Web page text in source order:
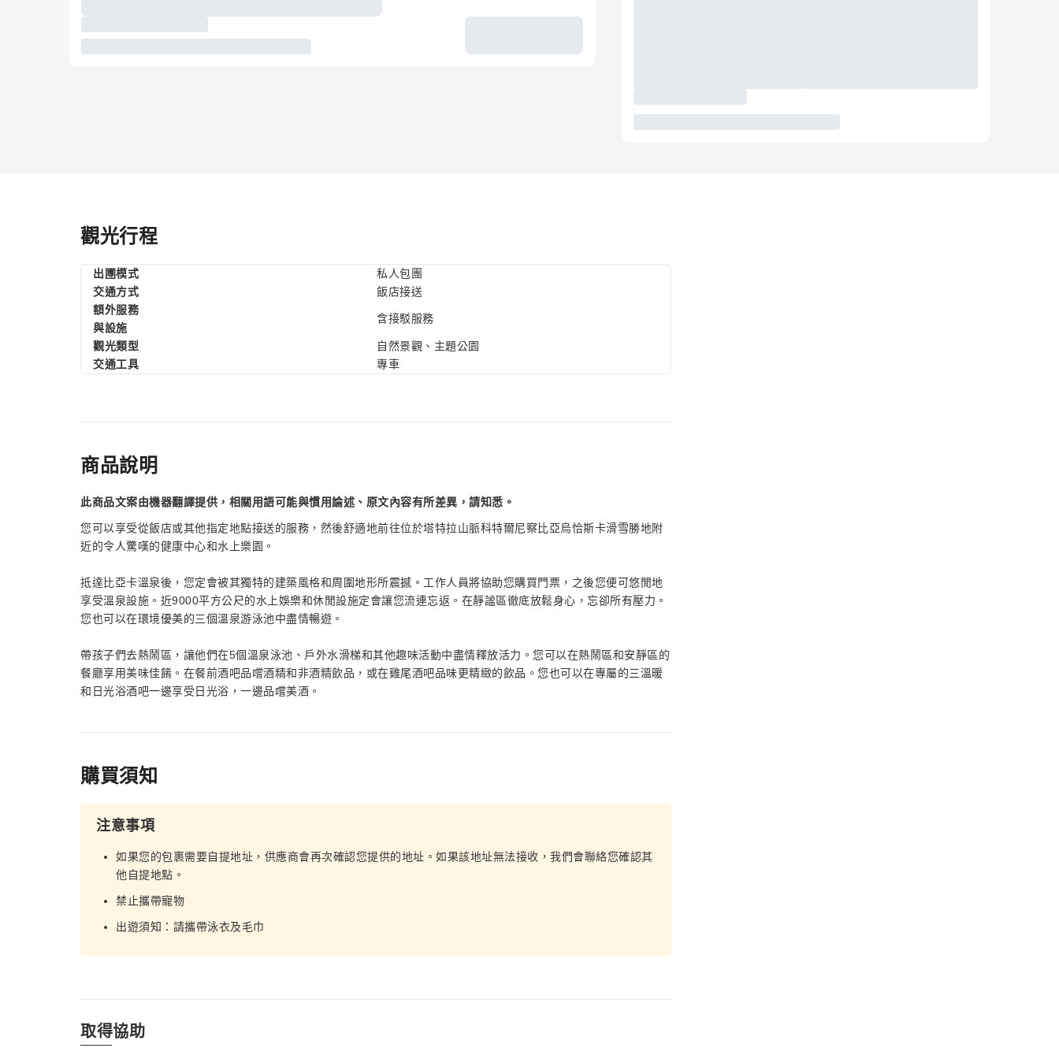
觀光行程
出圑模式
私人包團
交通方式
飯店接送
額外服務
與設施
含接駁服務
觀光類型
自然景觀、主題公園
交通工具
專車
商品說明
此商品文案由機器翻譯提供，相關用語可能與慣用論述、原文內容有所差異，請知悉。
您可以享受從飯店或其他指定地點接送的服務，然後舒適地前往位於塔特拉山脈科特爾尼察比亞烏恰斯卡滑雪勝地附
近的令人驚嘆的健康中心和水上樂園。
抵達比亞卡溫泉後，您定會被其獨特的建築風格和周圍地形所震撼。工作人員將協助您購買門票，之後您便可悠閒地
享受溫泉設施。近9000平方公尺的水上娛樂和休閒設施定會讓您流連忘返。在靜謐區徹底放鬆身心，忘卻所有壓力。
您也可以在環境優美的三個溫泉游泳池中盡情暢遊。
帶孩子們去熱鬧區，讓他們在5個溫泉泳池、戶外水滑梯和其他趣味活動中盡情釋放活力。您可以在熱鬧區和安靜區的
餐廳享用美味佳餚。在餐前酒吧品嚐酒精和非酒精飲品，或在雞尾酒吧品味更精緻的飲品。您也可以在專屬的三溫暖
和日光浴酒吧一邊享受日光浴，一邊品嚐美酒。
購買須知
注意事項
如果您的包裹需要自提地址，供應商會再次確認您提供的地址。如果該地址無法接收，我們會聯絡您確認其
他自提地點。
禁止攜帶寵物
出遊須知：請攜帶泳衣及毛巾
取得協助